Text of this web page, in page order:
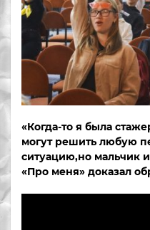
«Когда-то я была
могут решить любую
ситуацию,но мальчик
«Про меня» доказал